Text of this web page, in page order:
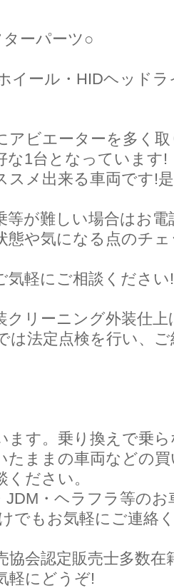
ーパーツ○
イール・HIDヘッドラ
アビエーターを多く
な1台となっています!
スメ出来る車両です!
等が難しい場合はお
態や気になる点のチ
気軽にご相談くださ
クリーニング外装仕上
は法定点検を行い、
ます。乗り換えで乗
たままの車両などの
ださい。
JDM・ヘラフラ等の
でもお気軽にご連絡
協会認定販売士多数
軽にどうぞ!